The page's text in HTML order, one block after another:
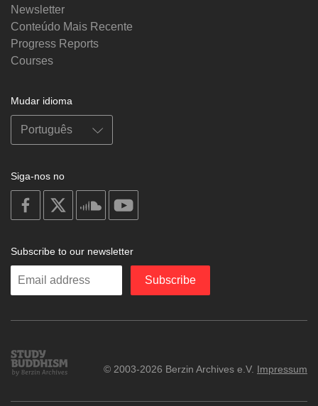
Newsletter
Conteúdo Mais Recente
Progress Reports
Courses
Mudar idioma
Siga-nos no
on
facebook
soundcloud
Subscribe to our newsletter
Enter
Subscribe
Study
Buddhism
© 2003-2026 Berzin Archives e.V. Impressum